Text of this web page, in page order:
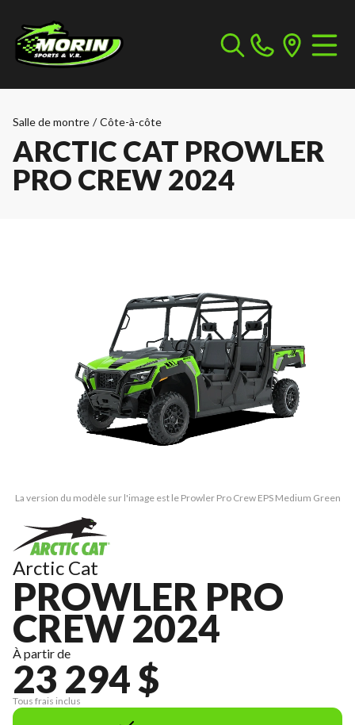
Salle de montre / Côte-à-côte
ARCTIC CAT PROWLER
PRO CREW 2024
La version du modèle sur l'image est le Prowler Pro Crew EPS Medium Green
Arctic Cat
PROWLER PRO
CREW 2024
À partir de
23 294 $
Tous frais inclus